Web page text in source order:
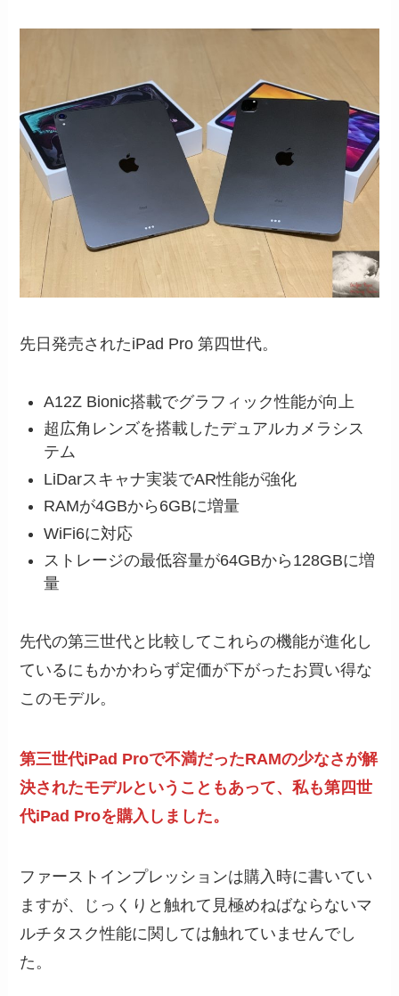
先日発売されたiPad Pro 第四世代。
A12Z Bionic搭載でグラフィック性能が向上
超広角レンズを搭載したデュアルカメラシス
テム
LiDarスキャナ実装でAR性能が強化
RAMが4GBから6GBに増量
WiFi6に対応
ストレージの最低容量が64GBから128GBに増
量
先代の第三世代と比較してこれらの機能が進化し
ているにもかかわらず定価が下がったお買い得な
このモデル。
第三世代iPad Proで不満だったRAMの少なさが解
決されたモデルということもあって、私も第四世
代iPad Proを購入しました。
ファーストインプレッションは購入時に書いてい
ますが、じっくりと触れて見極めねばならないマ
ルチタスク性能に関しては触れていませんでし
た。